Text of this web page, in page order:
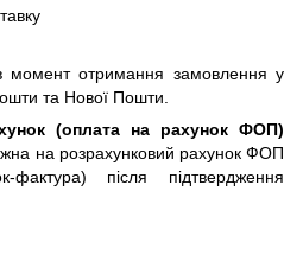
момент отримання замовлення у
та Нової Пошти.
(оплата на рахунок ФОП)
на розрахунковий рахунок ФОП
фактура) після підтвердження